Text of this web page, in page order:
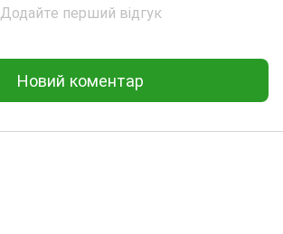
Додайте перший відгук
Новий коментар